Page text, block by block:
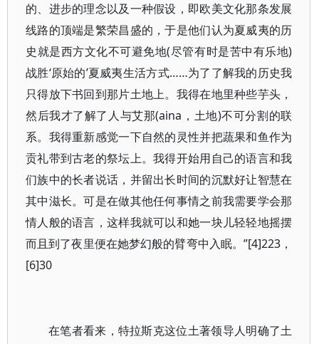
的、进步的理念以及一种假设，即欧美文化那条发展
线路的顶端是繁荣昌盛的，于是他们认为夏威夷的历
史就是西方文化不可避免地(尽管有时是苦中有乐地)
战胜‘原始的’夏威夷生活方式……为了了解我的历史我
只得放下书回到那片土地上。我得在地里种些芋头，
然后我才了解了人与艾那(aina，土地)不可分割的联
系。我得重新感觉一下自然的灵性并把蔬果和鱼作为
贡礼带到古老的祭坛上。我得开始用自己的语言和我
们族中的长者说话，并留出长时间的沉默好让智慧在
其中滋长。可是在做其他任何事情之前我需要学会那
情人般的语言，这样我就可以和她一块儿轻轻地摇摆
而且到了夜里便在她梦幻般的臂弯中入眠。”[4]223，
[6]30
在笔者看来，特拉斯克这位土著领导人明确了土